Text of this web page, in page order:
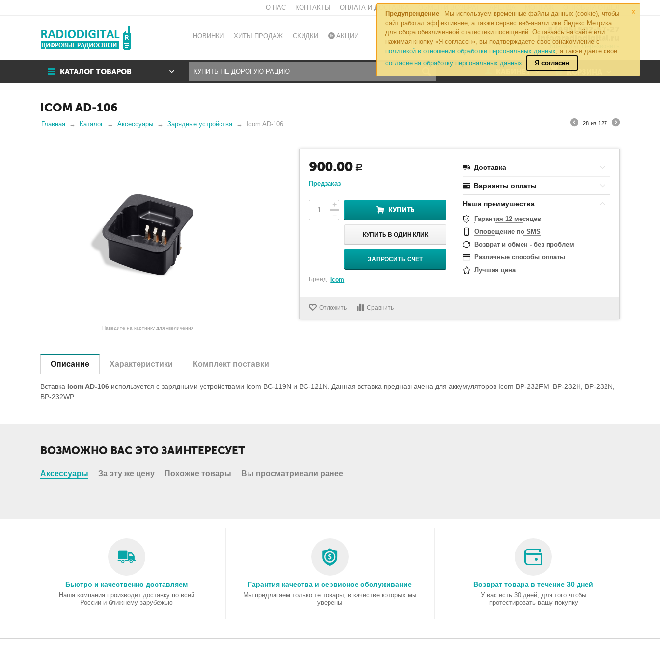
×
Предупреждение
Мы используем временные файлы данных (cookie), чтобы
сайт работал эффективнее, а также сервис веб-аналитики Яндекс.Метрика
для сбора обезличенной статистики посещений. Оставаясь на сайте или
нажимая кнопку «Я согласен», вы подтверждаете свое ознакомление с
политикой в отношении обработки персональных данных, а также даете свое
согласие на обработку персональных данных.
Я согласен
О НАС КОНТАКТЫ ОПЛАТА И ДОСТАВКА
НОВИНКИ ХИТЫ ПРОДАЖ СКИДКИ АКЦИИ
8 (495) 502-57-27
info@radiodigital.ru
Контакты Перезвонить
КАТАЛОГ ТОВАРОВ
0
КОРЗИНА
КАБИНЕТ
ICOM AD-106
Главная Каталог Аксессуары Зарядные устройства Icom AD-106 28 из 127
Наведите на картинку для увеличения
900.00 Р
Предзаказ
+
−
КУПИТЬ
КУПИТЬ В ОДИН КЛИК
ЗАПРОСИТЬ СЧЁТ
Бренд: Icom
Доставка
Варианты оплаты
Наши преимушества
Гарантия 12 месяцев
Оповещение по SMS
Возврат и обмен - без проблем
Различные способы оплаты
Лучшая цена
Отложить Сравнить
Описание Характеристики Комплект поставки
Вставка Icom AD-106 используется с зарядными устройствами Icom BC-119N и BC-121N. Данная вставка предназначена для аккумуляторов Icom BP-232FM, BP-232H, BP-232N,
BP-232WP.
ВОЗМОЖНО ВАС ЭТО ЗАИНТЕРЕСУЕТ
Аксессуары За эту же цену Похожие товары Вы просматривали ранее
Быстро и качественно доставляем
Наша компания производит доставку по всей
России и ближнему зарубежью
Гарантия качества и сервисное обслуживание
Мы предлагаем только те товары, в качестве которых мы
уверены
Возврат товара в течение 30 дней
У вас есть 30 дней, для того чтобы
протестировать вашу покупку